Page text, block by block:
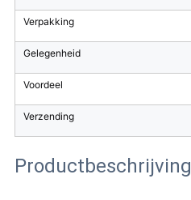
Verpakking
Gelegenheid
Voordeel
Verzending
Productbeschrijving